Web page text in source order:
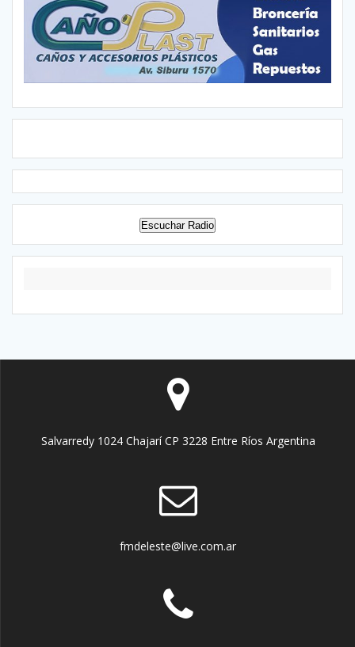
Escuchar Radio
Salvarredy 1024 Chajarí CP 3228 Entre Ríos Argentina
fmdeleste@live.com.ar